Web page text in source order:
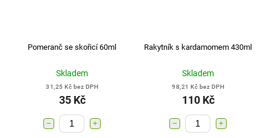
Pomeranč se skořicí 60ml
Skladem
31,25 Kč bez DPH
35 Kč
+
−
Rakytník s kardamomem 430ml
Skladem
98,21 Kč bez DPH
110 Kč
+
−